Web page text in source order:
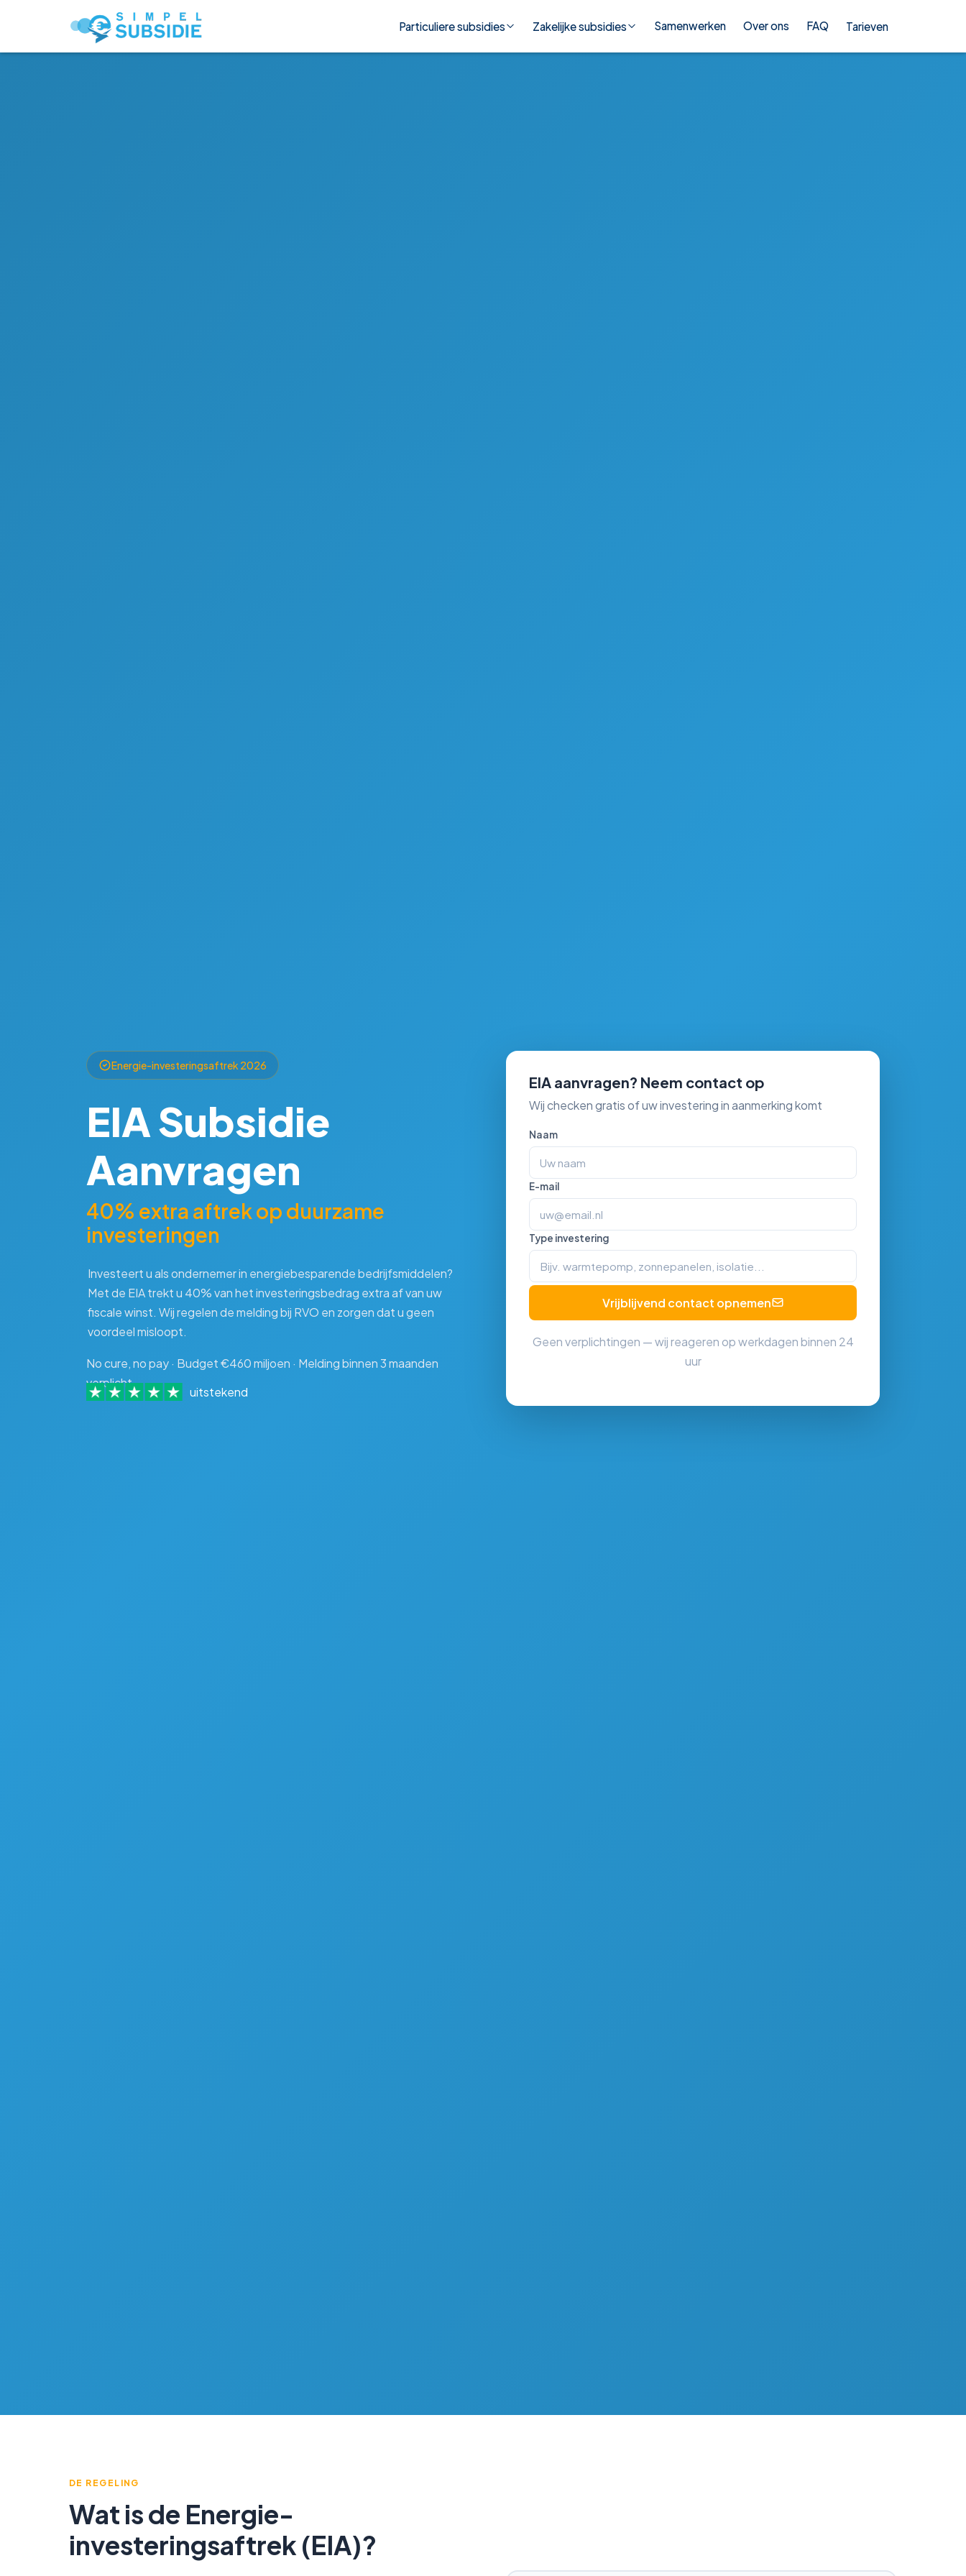
Particuliere subsidies Zakelijke subsidies Samenwerken Over ons FAQ Tarieven
Energie-investeringsaftrek 2026
EIA Subsidie
Aanvragen
40% extra aftrek op duurzame
investeringen
Investeert u als ondernemer in energiebesparende bedrijfsmiddelen?
Met de EIA trekt u 40% van het investeringsbedrag extra af van uw
fiscale winst. Wij regelen de melding bij RVO en zorgen dat u geen
voordeel misloopt.
No cure, no pay · Budget €460 miljoen · Melding binnen 3 maanden
verplicht
uitstekend
EIA aanvragen? Neem contact op
Wij checken gratis of uw investering in aanmerking komt
Naam
E-mail
Type investering
Vrijblijvend contact opnemen
Geen verplichtingen — wij reageren op werkdagen binnen 24
uur
DE REGELING
Wat is de Energie-
investeringsaftrek (EIA)?